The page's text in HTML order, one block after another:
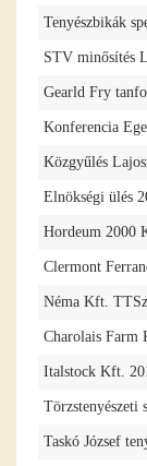
Tenyészbikák
STV minősítés
Gearld Fry
Konferencia
Közgyűlés
Elnökségi ülés
Hordeum 2000
Clermont
Néma Kft.
Charolais Farm
Italstock Kft.
Törzstenyészeti
Taskó József